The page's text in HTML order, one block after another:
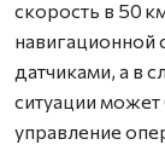
скорость в 50
навигационной
датчиками, а в
ситуации
управление